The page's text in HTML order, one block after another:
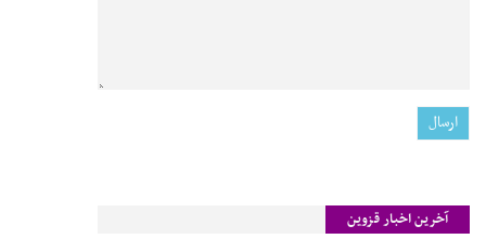
آخرین اخبار قزوین